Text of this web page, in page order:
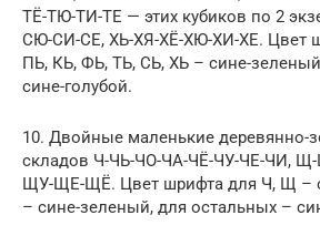
ТЁ-ТЮ-ТИ-ТЕ — этих кубиков по 2
СЮ-СИ-СЕ, ХЬ-ХЯ-ХЁ-ХЮ-ХИ-ХЕ. Цвет
ПЬ, КЬ, ФЬ, ТЬ, СЬ, ХЬ – сине-
сине-голубой.
10. Двойные маленькие деревянно-
складов Ч-ЧЬ-ЧО-ЧА-ЧЁ-ЧУ-ЧЕ-ЧИ,
ЩУ-ЩЕ-ЩЁ. Цвет шрифта для Ч, Щ –
– сине-зеленый, для остальных –